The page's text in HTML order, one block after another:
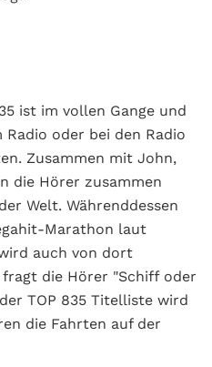
ist im vollen Gange und
Radio oder bei den Radio
Zusammen mit John,
die Hörer zusammen
Welt. Währenddessen
Marathon laut
auch von dort
die Hörer "Schiff oder
TOP 835 Titelliste wird
die Fahrten auf der